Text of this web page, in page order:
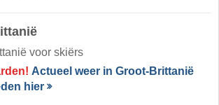
voor skiërs
Actueel weer in Groot-Brittanië
hier